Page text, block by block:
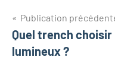
Navigation
de
Publication
Quel trench
lumineux ?